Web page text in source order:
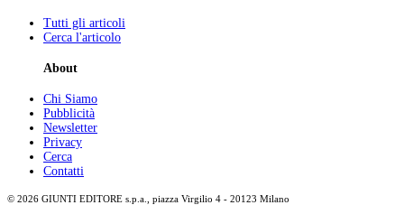
Tutti gli articoli
Cerca l'articolo
About
Chi Siamo
Pubblicità
Newsletter
Privacy
Cerca
Contatti
© 2026 GIUNTI EDITORE s.p.a., piazza Virgilio 4 - 20123 Milano